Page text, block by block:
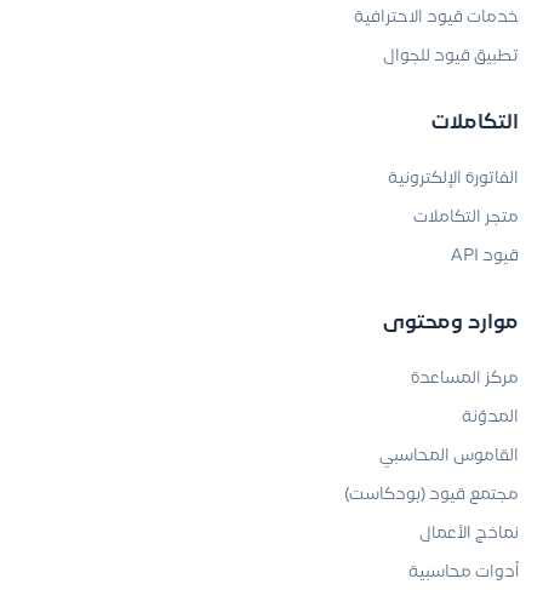
خدمات قيود الاحترافية
تطبيق قيود للجوال
التكاملات
الفاتورة الإلكترونية
متجر التكاملات
قيود API
موارد ومحتوى
مركز المساعدة
المدوّنة
القاموس المحاسبي
مجتمع قيود (بودكاست)
نماذج الأعمال
أدوات محاسبية